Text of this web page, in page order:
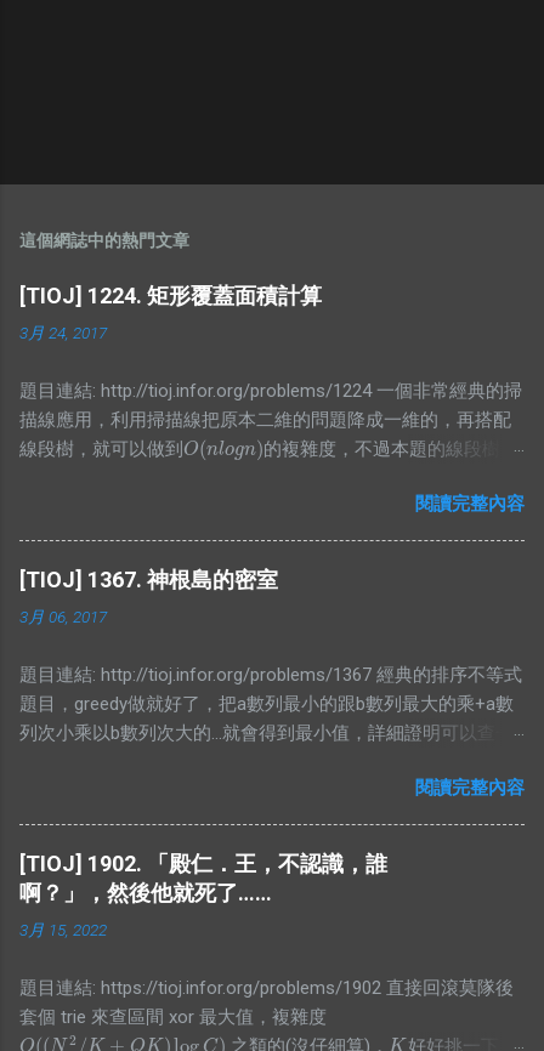
這個網誌中的熱門文章
[TIOJ] 1224. 矩形覆蓋面積計算
3月 24, 2017
題目連結: http://tioj.infor.org/problems/1224 一個非常經典的掃
描線應用，利用掃描線把原本二維的問題降成一維的，再搭配
線段樹，就可以做到 O(nlogn)
O(nlogn)
的複雜度，不過本題的線段樹要
不然我原本是寫讓他存區間和，可是這樣就會再詢問有幾個非
空節點上有困難，所以不妨再存一個值紀錄當前非空節點有幾
個，而顯然當你懶標記值大於0時整段都被覆蓋，所以就是整段
的長度，而沒有整段被覆蓋的時候，那當然就是去看小孩的值
囉，不過仔細想想就會發現區間和根本沒用，所以就砍掉他吧
ALL(x) (x).begin(), (x).end() #define PB push_back typedef long
long lld; typedef pair<int, int> PII; #define FF first #define SS
second const int N = 1000000 + 5; struct bian{ PII pos; int cnt;
vector<pair<int,bian>> E; class SegTree{ private: struct Node{
int len=0; int cnt=0; } arr[4*N]; void pull(int id, int l, int r){
if(arr[id].cnt) arr[id].len = r - l; ...
閱讀完整內容
[TIOJ] 1367. 神根島的密室
3月 06, 2017
題目連結: http://tioj.infor.org/problems/1367 經典的排序不等式
題目，greedy做就好了，把a數列最小的跟b數列最大的乘+a數
列次小乘以b數列次大的...就會得到最小值，詳細證明可以查一
<bits/stdc++.h> using namespace std; #define N 50000 int
arr1[N+5],arr2[N+5]; int main(){ int n;
while(scanf("%d",&n)!=EOF){ for(int
i=0;i<n;i++)scanf("%d",&arr1[i]); for(int
i=0;i<n;i++)scanf("%d",&arr2[i]); sort(arr1,arr1+n,[](int a,int b)
{return a<b;}); sort(arr2,arr2+n,[](int a,int b){return a>b;});
long long)arr1[i]*(unsigned long long)arr2[i]; printf("%llu\n",ans);
} return 0; }
閱讀完整內容
[TIOJ] 1902. 「殿仁．王，不認識，誰
啊？」，然後他就死了……
3月 15, 2022
題目連結: https://tioj.infor.org/problems/1902 直接回滾莫隊後
套個 trie 來查區間 xor 最大值，複雜度
O((N 2 /K + QK)log C) 之類的(沒仔細算)， K 好好挑一下就